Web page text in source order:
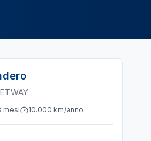
mesi 10.000 km/anno